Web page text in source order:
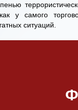
у самого
ситуаций.